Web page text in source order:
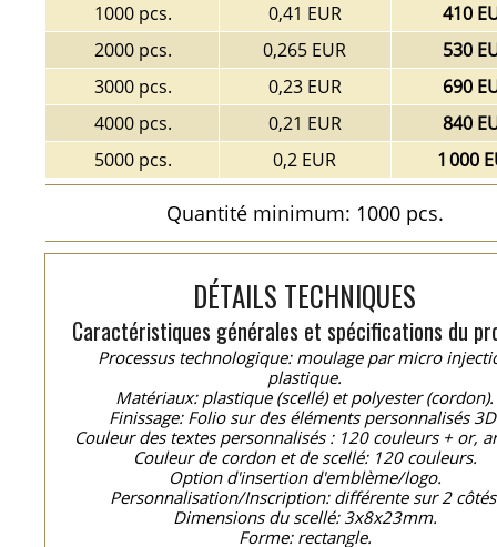
1000 pcs. 0,41 EUR
410
2000 pcs.
0,265 EUR
530
3000 pcs.
0,23 EUR
690
4000 pcs.
0,21 EUR
840
5000 pcs.
0,2 EUR 1 000
Quantité minimum: 1000 pcs.
DÉTAILS TECHNIQUES
Caractéristiques générales et spécifications du
Processus technologique: moulage par micro
plastique.
Matériaux: plastique (scellé) et polyester (cordon).
Finissage: Folio sur des éléments personnalisés
Couleur des textes personnalisés : 120 couleurs + or,
Couleur de cordon et de scellé: 120 couleurs.
Option d'insertion d'emblème/logo.
Personnalisation/Inscription: différente sur 2
Dimensions du scellé: 3x8x23mm.
Forme: rectangle.